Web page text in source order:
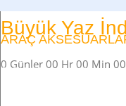
Büyük Yaz
0 Günler 00 Hr 00 Min 00
ARAÇ
SATIŞ VE MONTAJ